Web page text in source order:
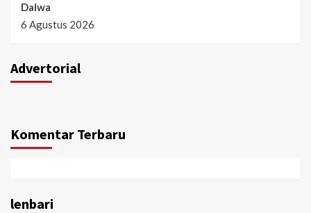
Dalwa
6 Agustus 2026
Advertorial
Komentar Terbaru
lenbari